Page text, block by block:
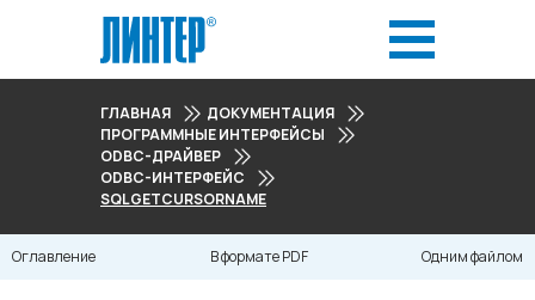
ГЛАВНАЯ
ДОКУМЕНТАЦИЯ
ПРОГРАММНЫЕ ИНТЕРФЕЙСЫ
ODBC-ДРАЙВЕР
ODBC-ИНТЕРФЕЙС
SQLGETCURSORNAME
Оглавление В формате PDF Одним файлом